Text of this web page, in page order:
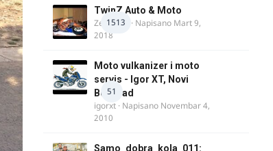
1513
TwinZ Auto & Moto
Zeljkamp · Napisano Mart 9,
2018
51
Moto vulkanizer i moto
servis - Igor XT, Novi
Beograd
igorxt · Napisano Novembar 4,
2010
Samo_dobra_kola_011: